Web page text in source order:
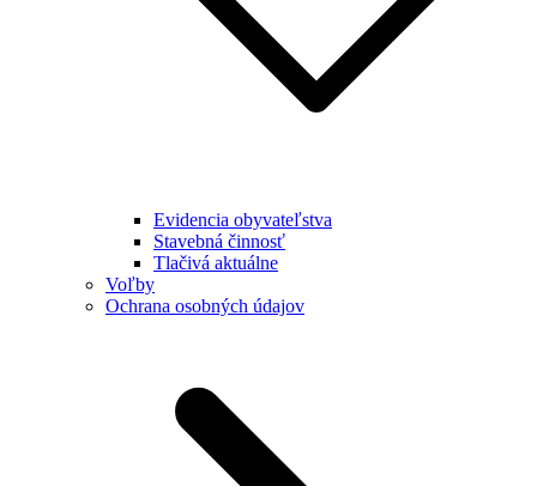
Evidencia obyvateľstva
Stavebná činnosť
Tlačivá aktuálne
Voľby
Ochrana osobných údajov